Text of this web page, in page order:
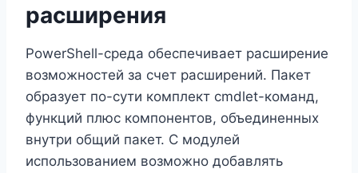
расширения
PowerShell-среда обеспечивает расширение
возможностей за счет расширений. Пакет
образует по-сути комплект cmdlet-команд,
функций плюс компонентов, объединенных
внутри общий пакет. С модулей
использованием возможно добавлять